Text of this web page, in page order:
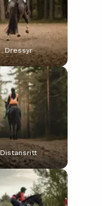
Dressyr
Distansritt